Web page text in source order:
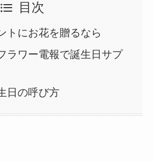
い
い
目次
トにお花を贈るなら
ラワー電報で誕生日サプ
日の呼び方